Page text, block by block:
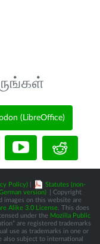
(LibreOffice)
Policy)
Statutes (non-
version)
| Copyright
images on this website are
Alike 3.0 License. This does
under the Mozilla Public
are registered trademarks
use as trademarks in one or
also subject to international